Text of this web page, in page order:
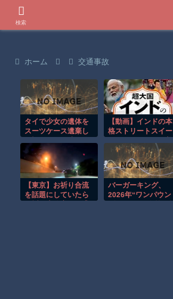
ホーム 交通事故
タイで少女の遺体を
スーツケース遺棄し
視映像。
【動画】インドの本
格ストリートスイー
味そうな雰囲気
【東京】お祈り合流
を話題にしていたら
バーガーキング、
2026年“ワンパウン
検索